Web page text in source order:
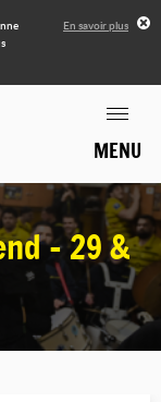
En savoir plus
MENU
- 29 &